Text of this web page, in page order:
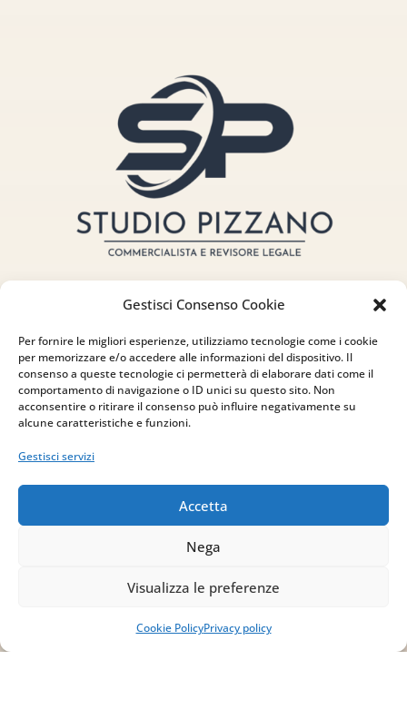
Gestisci Consenso Cookie
Per fornire le migliori esperienze, utilizziamo tecnologie come i cookie
per memorizzare e/o accedere alle informazioni del dispositivo. Il
consenso a queste tecnologie ci permetterà di elaborare dati come il
comportamento di navigazione o ID unici su questo sito. Non
acconsentire o ritirare il consenso può influire negativamente su
alcune caratteristiche e funzioni.
Gestisci servizi
Accetta
Nega
Visualizza le preferenze
Cookie PolicyPrivacy policy
Indirizzo
via Sant’Alessio, 5
83030 Venticano (AV)
Email
info@studiopizzano.it
IT02754810642